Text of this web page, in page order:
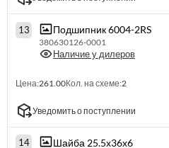
13 Подшипник 6004-2RS
380630126-0001
Наличие у дилеров
Цена:261.00Кол. на схеме:2
Уведомить о поступлении
14 Шайба 25.5х36х6